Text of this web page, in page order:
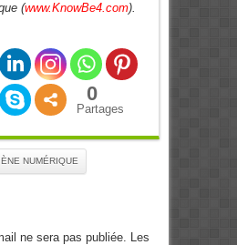
(www.KnowBe4.com).
0
Partages
NUMÉRIQUE
ne sera pas publiée. Les